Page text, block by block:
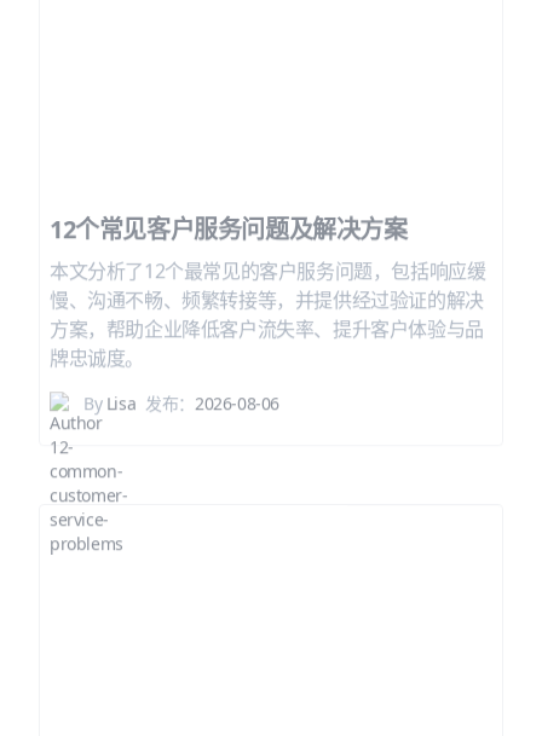
12个常见客户服务问题及解决方案
本文分析了12个最常见的客户服务问题，包括响应缓
慢、沟通不畅、频繁转接等，并提供经过验证的解决
方案，帮助企业降低客户流失率、提升客户体验与品
牌忠诚度。
ByLisa 发布：2026-08-06